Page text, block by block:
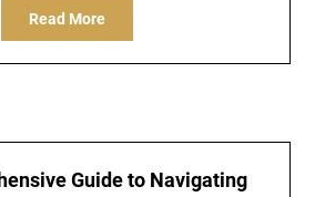
Read More
Guide to Navigating